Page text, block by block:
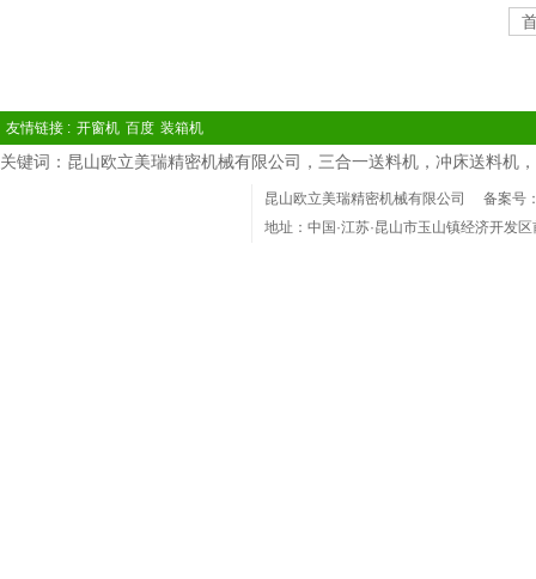
友情链接 : 开窗机 百度 装箱机
关键词：昆山欧立美瑞精密机械有限公司，三合一送料机，冲床送料机
昆山欧立美瑞精密机械有限公司 备案号
地址：中国·江苏·昆山市玉山镇经济开发